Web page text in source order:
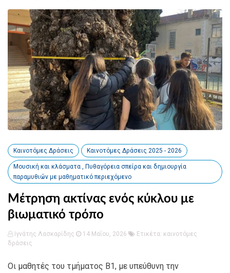
Καινοτόμες Δράσεις Καινοτόμες Δράσεις 2025 - 2026
Μουσική και κλάσματα , Πυθαγόρεια σπείρα και δημιουργία
παραμυθιών με μαθηματικό περιεχόμενο
Μέτρηση ακτίνας ενός κύκλου με
βιωματικό τρόπο
Ιγνάτης Λασκαρίδης 14 Μαΐου, 2026 Ετικέτα: καινοτόμες
δράσεις
Οι μαθητές του τμήματος Β1, με υπεύθυνη την